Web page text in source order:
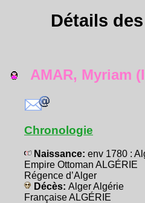
Détails
AMAR, Myriam
Chronologie
Naissance: env 1780 :
Empire Ottoman ALGÉRIE
Régence d’Alger
Décès: Alger Algérie
Française ALGÉRIE